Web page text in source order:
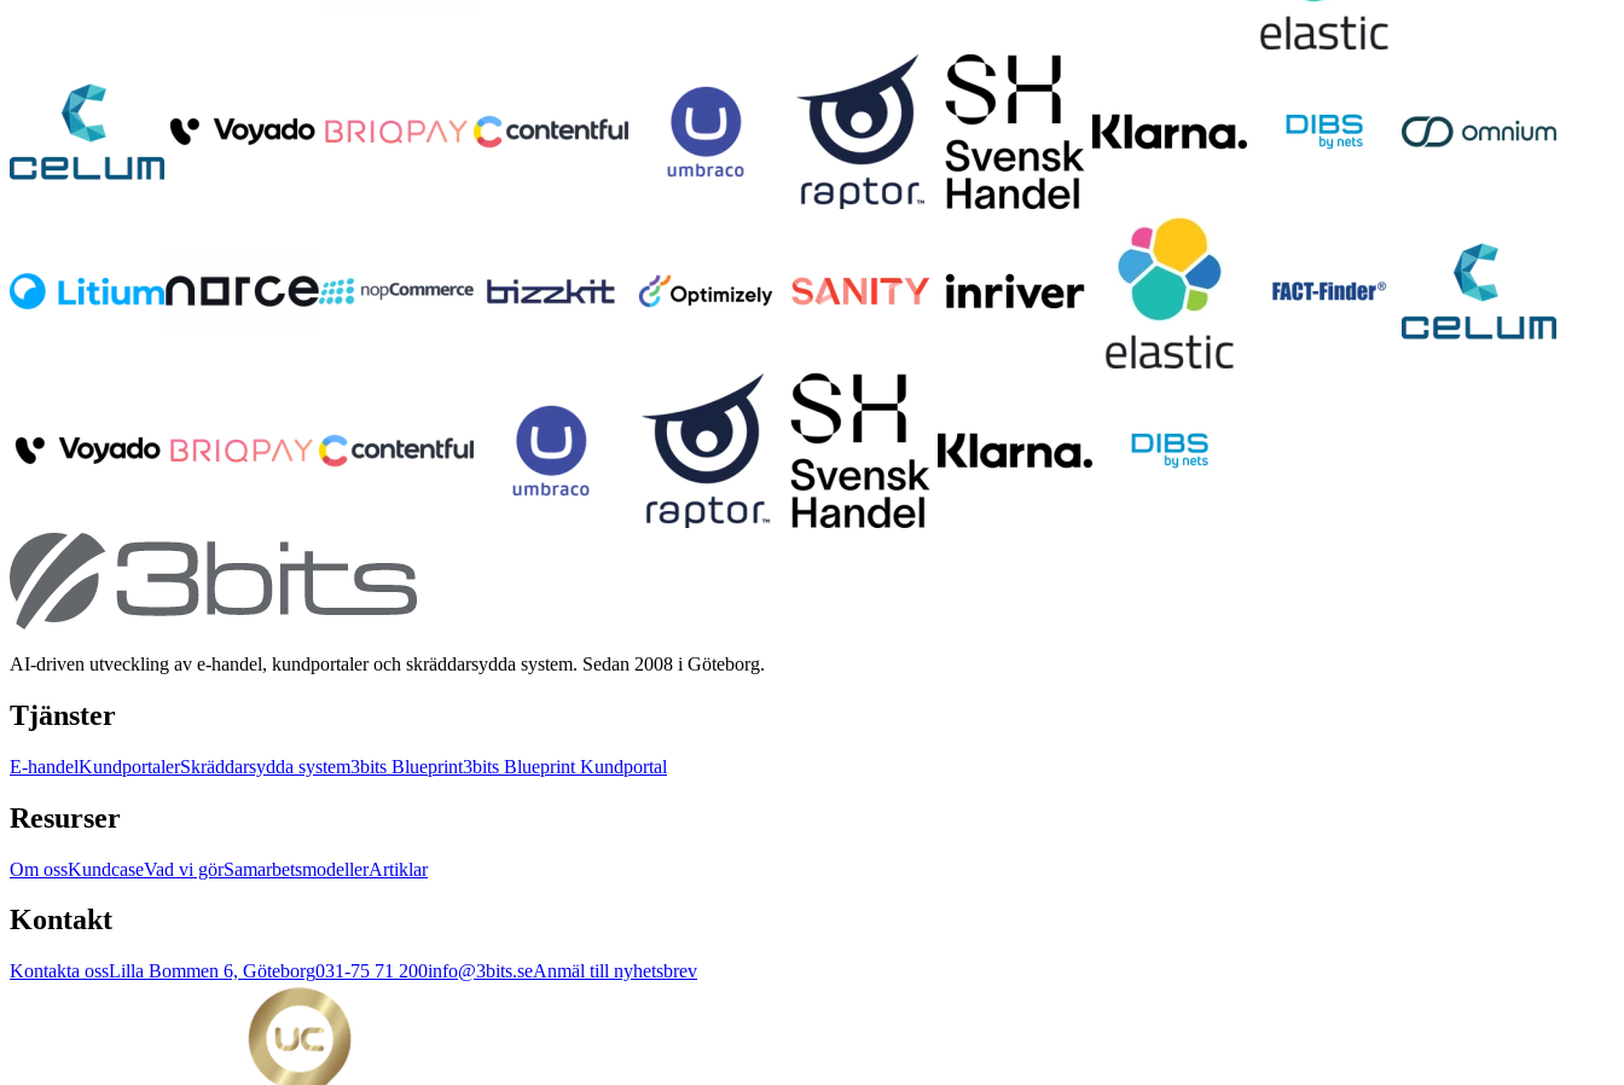
AI-driven utveckling av e-handel, kundportaler och skräddarsydda system. Sedan 2008 i Göteborg.
Tjänster
E-handelKundportalerSkräddarsydda system3bits Blueprint3bits Blueprint Kundportal
Resurser
Om ossKundcaseVad vi görSamarbetsmodellerArtiklar
Kontakt
Kontakta ossLilla Bommen 6, Göteborg031-75 71 200info@3bits.seAnmäl till nyhetsbrev